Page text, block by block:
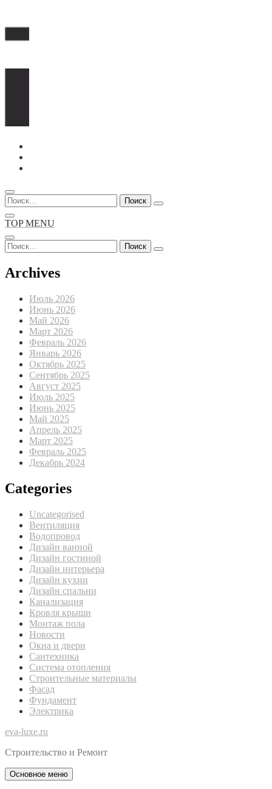
Перейти
содержимому
Найти:
TOP MENU
Найти:
Archives
Июль 2026
Июнь 2026
Май 2026
Март 2026
Февраль 2026
Январь 2026
Октябрь 2025
Сентябрь 2025
Август 2025
Июль 2025
Июнь 2025
Май 2025
Апрель 2025
Март 2025
Февраль 2025
Декабрь 2024
Categories
Uncategorised
Вентиляция
Водопровод
Дизайн ванной
Дизайн гостиной
Дизайн интерьера
Дизайн кухни
Дизайн спальни
Канализация
Кровля крыши
Монтаж пола
Новости
Окна и двери
Сантехника
Система отопления
Строительные материалы
Фасад
Фундамент
Электрика
eva-luxe.ru
Строительство и Ремонт
Основное меню